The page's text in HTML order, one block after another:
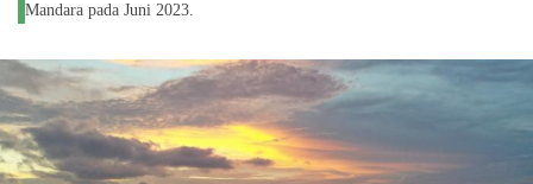
Mandara pada Juni 2023.